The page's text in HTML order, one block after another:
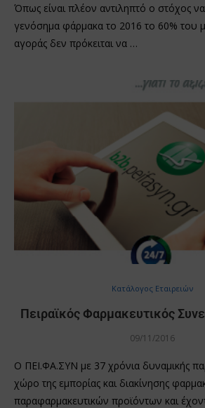
Όπως είναι πλέον αντιληπτό ο στόχος
γενόσημα φάρμακα το 2016 το 60% του
αγοράς δεν πρόκειται να …
Κατάλογος Εταιρειών
Πειραϊκός Φαρμακευτικός
09/11/2016
Ο ΠΕΙ.ΦΑ.ΣΥΝ με 37 χρόνια δυναμικής
χώρο της εμπορίας και διακίνησης
παραφαρμακευτικών προϊόντων και